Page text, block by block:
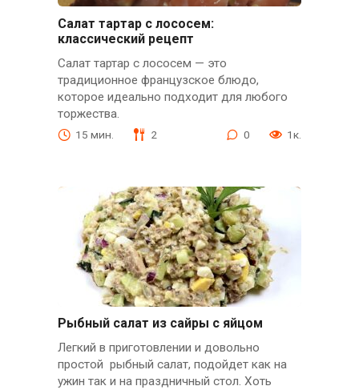
Салат тартар с лососем:
классический рецепт
Салат тартар с лососем — это
традиционное французское блюдо,
которое идеально подходит для любого
торжества.
15 мин. 2 0 1к.
Рыбный салат из сайры с яйцом
Легкий в приготовлении и довольно
простой рыбный салат, подойдет как на
ужин так и на праздничный стол. Хоть